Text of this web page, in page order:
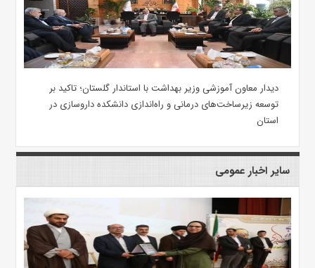
دیدار معاون آموزشی وزیر بهداشت با استاندار گلستان؛ تاکید بر
توسعه زیرساخت‌های درمانی و راه‌اندازی دانشکده داروسازی در
استان
سایر اخبار عمومی